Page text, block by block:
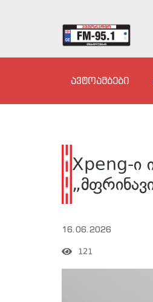
ავტოამბები
Xpeng-ი
16.06.2026
121